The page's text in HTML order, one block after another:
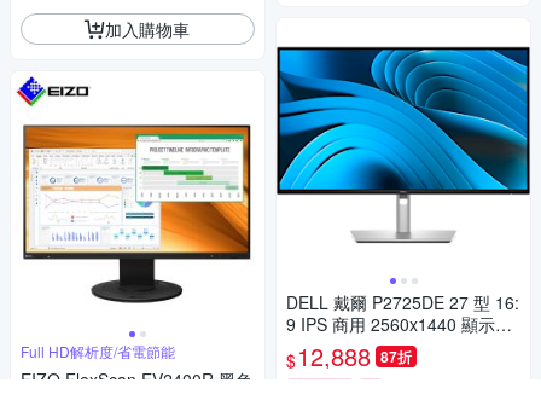
加入購物車
Full HD解析度/省電節能
EIZO FlexScan EV2400R 黑色
DELL 戴爾 P2725DE 27 型 16:
9 IPS 商用 2560x1440 顯示器
DP/HDMI/USB Type-C 原廠4
年保固
$12,888 87折